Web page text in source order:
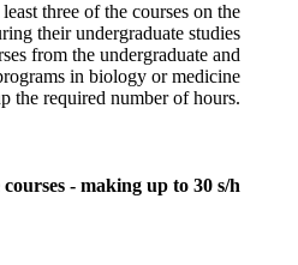
three of the courses on the
their undergraduate studies
from the undergraduate and
in biology or medicine
the required number of hours.
- making up to 30 s/h